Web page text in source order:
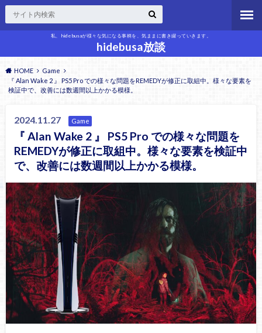
私、hidebusaが様々な気になる事柄を、気ままに書き綴っていきます。
hidebusa放談
HOME
Game
『 Alan Wake 2 』 PS5 Pro での様々な問題をREMEDYが修正に取組中。様々な要素を
検証中で、改善には数週間以上かかる模様。
2024.11.27 Game
『 Alan Wake 2 』 PS5 Pro での様々な問題を
REMEDYが修正に取組中。様々な要素を検証中
で、改善には数週間以上かかる模様。